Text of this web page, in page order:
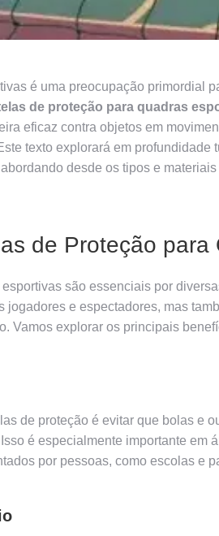
é uma preocupação primordial
de proteção para quadras
eficaz contra objetos em
texto explorará em profundidade
desde os tipos e
de Proteção
são essenciais por
jogadores e espectadores, mas
Vamos explorar os principais
de proteção é evitar que bolas e
é especialmente importante em
por pessoas, como escolas e